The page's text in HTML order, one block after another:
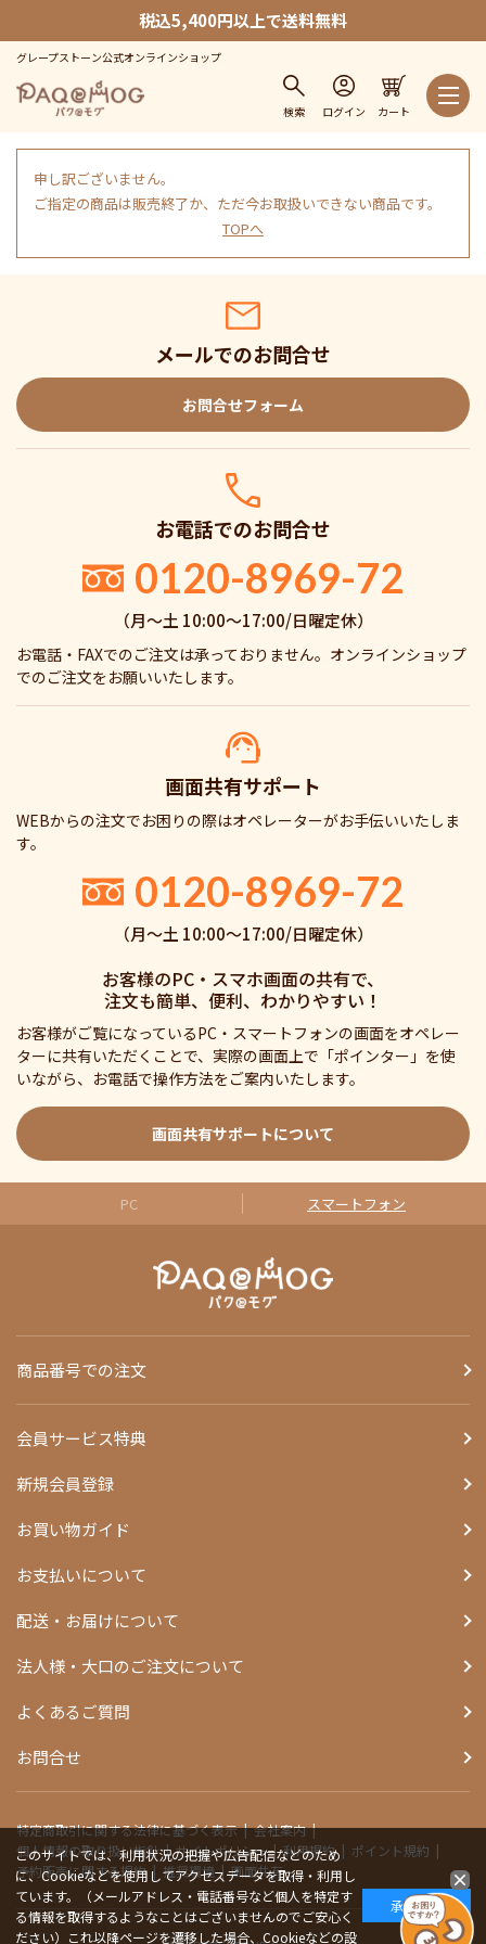
税込5,400円以上で送料無料
グレープストーン公式オンラインショップ
検索 ログイン カート
申し訳ございません。
ご指定の商品は販売終了か、ただ今お取扱いできない商品です。
TOPへ
メールでのお問合せ
お問合せフォーム
お電話でのお問合せ
0120-8969-72
（月〜土 10:00〜17:00/日曜定休）
お電話・FAXでのご注文は承っておりません。オンラインショップ
でのご注文をお願いいたします。
画面共有サポート
WEBからの注文でお困りの際はオペレーターがお手伝いいたしま
す。
0120-8969-72
（月〜土 10:00〜17:00/日曜定休）
お客様のPC・スマホ画面の共有で、
注文も簡単、便利、わかりやすい！
お客様がご覧になっているPC・スマートフォンの画面をオペレー
ターに共有いただくことで、実際の画面上で「ポインター」を使
いながら、お電話で操作方法をご案内いたします。
画面共有サポートについて
PC スマートフォン
商品番号での注文
会員サービス特典
新規会員登録
お買い物ガイド
お支払いについて
配送・お届けについて
法人様・大口のご注文について
よくあるご質問
お問合せ
特定商取引に関する法律に基づく表示
会社案内
個人情報の取り扱い指針
サイトポリシー 利用規約
ポイント規約
予約販売に関する規約
推奨環境 画面共有
このサイトでは、利用状況の把握や広告配信などのため
に、Cookieなどを使用してアクセスデータを取得・利用し
ています。（メールアドレス・電話番号など個人を特定す
る情報を取得するようなことはございませんのでご安心く
ださい）これ以降ページを遷移した場合、Cookieなどの設
承諾する